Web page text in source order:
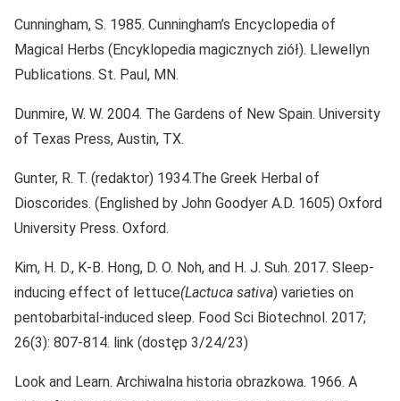
Cunningham, S. 1985. Cunningham’s Encyclopedia of
Magical Herbs (Encyklopedia magicznych ziół). Llewellyn
Publications. St. Paul, MN.
Dunmire, W. W. 2004. The Gardens of New Spain. University
of Texas Press, Austin, TX.
Gunter, R. T. (redaktor) 1934.The Greek Herbal of
Dioscorides. (Englished by John Goodyer A.D. 1605) Oxford
University Press. Oxford.
Kim, H. D., K-B. Hong, D. O. Noh, and H. J. Suh. 2017. Sleep-
inducing effect of lettuce(Lactuca sativa) varieties on
pentobarbital-induced sleep. Food Sci Biotechnol. 2017;
26(3): 807-814. link (dostęp 3/24/23)
Look and Learn. Archiwalna historia obrazkowa. 1966. A